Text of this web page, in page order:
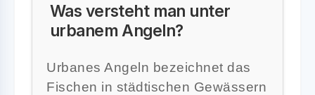
Was versteht man unter
urbanem Angeln?
Urbanes Angeln bezeichnet das
Fischen in städtischen Gewässern